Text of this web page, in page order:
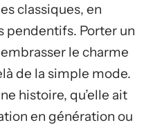
classiques, en
pendentifs. Porter un
le charme
de la simple mode.
histoire, qu’elle ait
en génération ou